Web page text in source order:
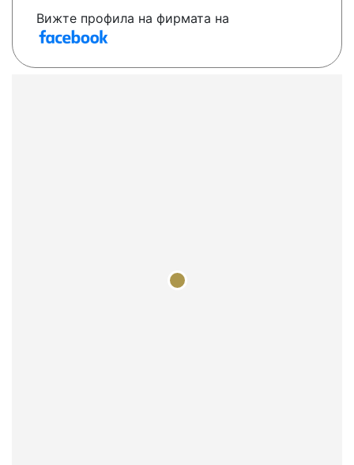
Вижте профила на фирмата на